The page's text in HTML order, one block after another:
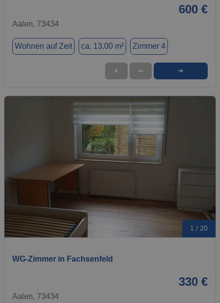
600 €
Aalen, 73434
Wohnen auf Zeit ca. 13,00 m² Zimmer 4
★ ➦ ➜
1 / 20
WG-Zimmer in Fachsenfeld
330 €
Aalen, 73434